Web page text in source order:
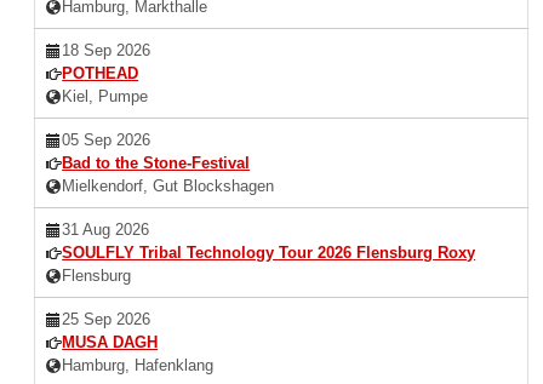
Hamburg, Markthalle
18 Sep 2026
POTHEAD
Kiel, Pumpe
05 Sep 2026
Bad to the Stone-Festival
Mielkendorf, Gut Blockshagen
31 Aug 2026
SOULFLY Tribal Technology Tour 2026 Flensburg Roxy
Flensburg
25 Sep 2026
MUSA DAGH
Hamburg, Hafenklang